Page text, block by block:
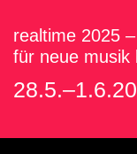
realtime 2025
für neue musik